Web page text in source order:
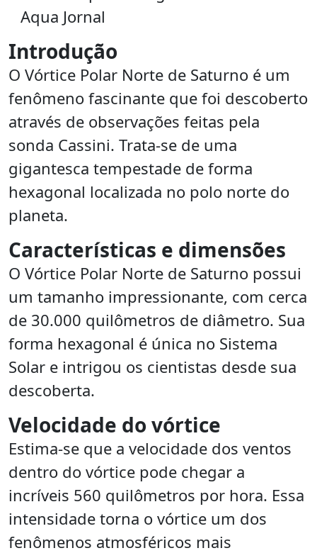
Aqua Jornal
Introdução
O Vórtice Polar Norte de Saturno é um
fenômeno fascinante que foi descoberto
através de observações feitas pela
sonda Cassini. Trata-se de uma
gigantesca tempestade de forma
hexagonal localizada no polo norte do
planeta.
Características e dimensões
O Vórtice Polar Norte de Saturno possui
um tamanho impressionante, com cerca
de 30.000 quilômetros de diâmetro. Sua
forma hexagonal é única no Sistema
Solar e intrigou os cientistas desde sua
descoberta.
Velocidade do vórtice
Estima-se que a velocidade dos ventos
dentro do vórtice pode chegar a
incríveis 560 quilômetros por hora. Essa
intensidade torna o vórtice um dos
fenômenos atmosféricos mais